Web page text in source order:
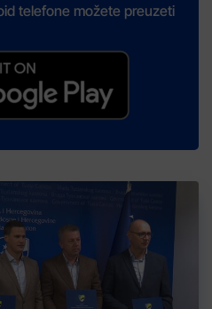
telefone možete preuzeti